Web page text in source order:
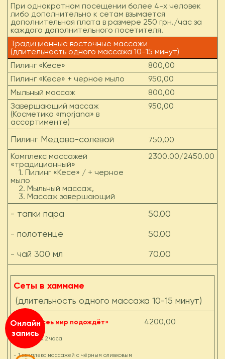
При однократном посещении более 4-х человек
либо дополнительно к сетам взымается
дополнительная плата в размере 250 грн./час за
каждого дополнительного посетителя.
Традиционные восточные массажи
(длительность одного массажа 10-15 минут)
Пилинг «Кесе»
800,00
Пилинг «Кесе» + черное мыло
950,00
Мыльный массаж
800,00
Завершающий массаж
(Косметика «morjana» в
ассортименте)
950,00
Пилинг Медово-солевой
750,00
Комплекс массажей
«традиционный»
1. Пилинг «Кесе» / + черное
мыло
2. Мыльный массаж,
3. Массаж завершающий
2300.00/2450.00
- тапки пара
- полотенце
- чай 300 мл
50.00
50.00
70.00
Сеты в хаммаме
(длительность одного массажа 10-15 минут)
«Пусть всеь мир подождёт»
- 1 человек 2 часа
- 1 комплекс массажей с чёрным оливковым
4200,00
Онлайн
запись